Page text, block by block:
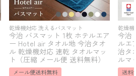
乾燥機対応 洗えるバスマット
今治 バスマット 1枚 ホテルエア
ー Hotel air タオル地 今治タオ
ル 乾燥機対応 速乾 タオルマッ
ト（圧縮 メール便 送料無料）
メール便送料無料
乾燥機
今治
ルエ
治タ
ルマ
送料